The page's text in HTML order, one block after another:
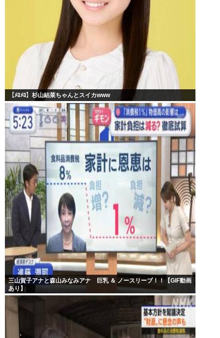
【ﾒﾛﾒﾛ】杉山結菜ちゃんとスイカwww
三山賀子アナと森山みなみアナ 巨乳 ＆ ノースリーブ！！【GIF動画
あり】